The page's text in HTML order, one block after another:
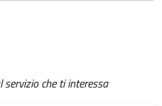
servizio che ti interessa